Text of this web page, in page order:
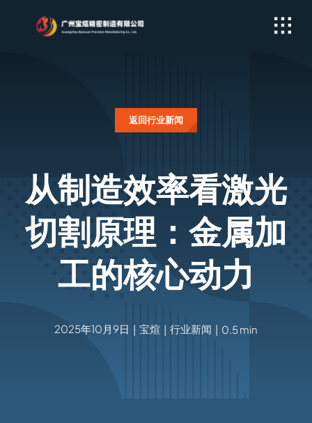
返回行业新闻
从制造效率看激光
切割原理：金属加
工的核心动力
2025年10月9日 | 宝煊 | 行业新闻 | 0.5 min